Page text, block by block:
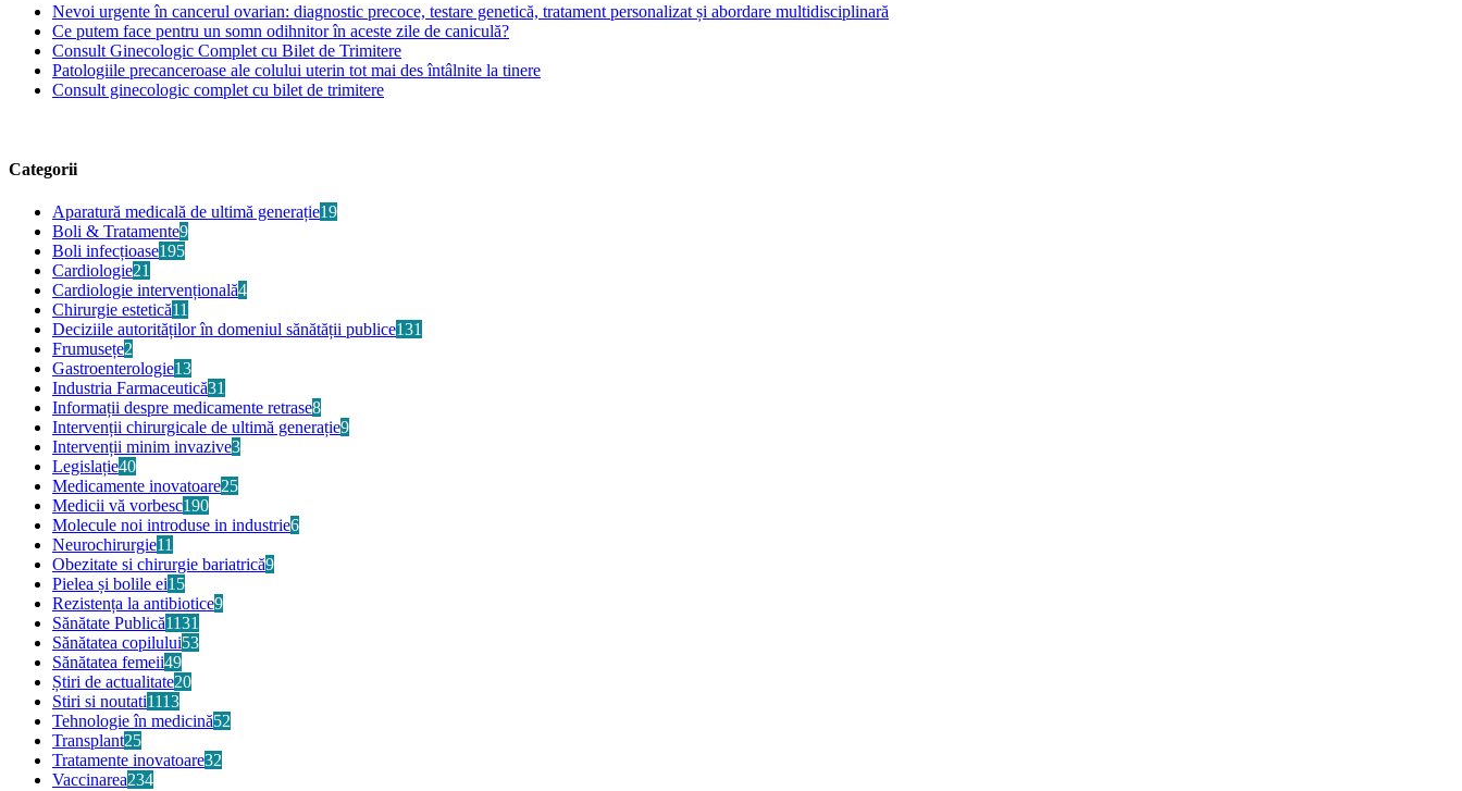
Nevoi urgente în cancerul ovarian: diagnostic precoce, testare genetică, tratament personalizat și abordare multidisciplinară
Ce putem face pentru un somn odihnitor în aceste zile de caniculă?
Consult Ginecologic Complet cu Bilet de Trimitere
Patologiile precanceroase ale colului uterin tot mai des întâlnite la tinere
Consult ginecologic complet cu bilet de trimitere
Categorii
Aparatură medicală de ultimă generație19
Boli & Tratamente9
Boli infecțioase195
Cardiologie21
Cardiologie intervențională4
Chirurgie estetică11
Deciziile autorităților în domeniul sănătății publice131
Frumusețe2
Gastroenterologie13
Industria Farmaceutică31
Informații despre medicamente retrase8
Intervenții chirurgicale de ultimă generație9
Intervenții minim invazive3
Legislație40
Medicamente inovatoare25
Medicii vă vorbesc190
Molecule noi introduse in industrie6
Neurochirurgie11
Obezitate si chirurgie bariatrică9
Pielea și bolile ei15
Rezistența la antibiotice9
Sănătate Publică1131
Sănătatea copilului53
Sănătatea femeii49
Știri de actualitate20
Stiri si noutati1113
Tehnologie în medicină52
Transplant25
Tratamente inovatoare32
Vaccinarea234